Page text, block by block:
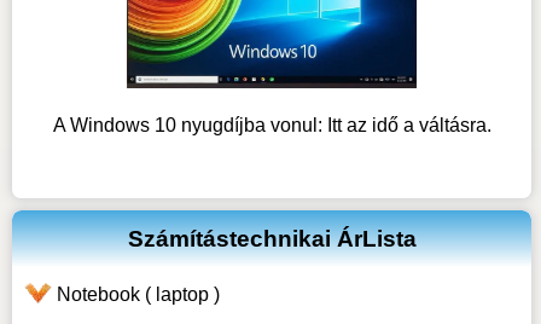
A Windows 10 nyugdíjba vonul: Itt az idő a váltásra.
Számítástechnikai ÁrLista
Notebook ( laptop )